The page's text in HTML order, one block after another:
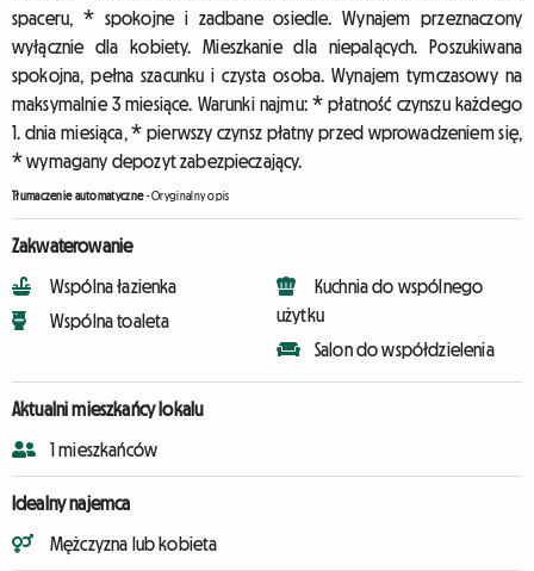
spaceru, * spokojne i zadbane osiedle. Wynajem przeznaczony
wyłącznie dla kobiety. Mieszkanie dla niepalących. Poszukiwana
spokojna, pełna szacunku i czysta osoba. Wynajem tymczasowy na
maksymalnie 3 miesiące. Warunki najmu: * płatność czynszu każdego
1. dnia miesiąca, * pierwszy czynsz płatny przed wprowadzeniem się,
* wymagany depozyt zabezpieczający.
Tłumaczenie automatyczne-Oryginalny opis
Zakwaterowanie
Wspólna łazienka
Wspólna toaleta
Kuchnia do wspólnego
użytku
Salon do współdzielenia
Aktualni mieszkańcy lokalu
1 mieszkańców
Idealny najemca
Mężczyzna lub kobieta